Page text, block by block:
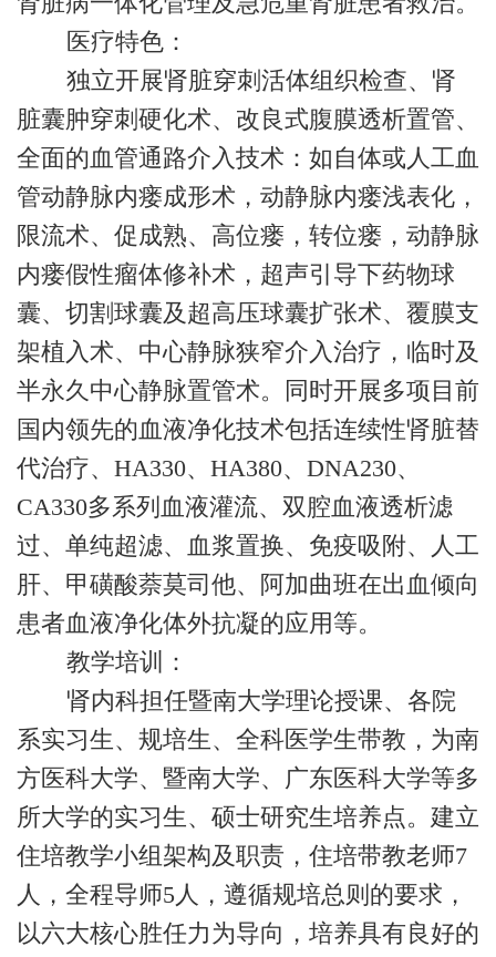
医疗特色：
独立开展肾脏穿刺活体组织检查、肾
脏囊肿穿刺硬化术、改良式腹膜透析置管、
全面的血管通路介入技术：如自体或人工血
管动静脉内瘘成形术，动静脉内瘘浅表化，
限流术、促成熟、高位瘘，转位瘘，动静脉
内瘘假性瘤体修补术，超声引导下药物球
囊、切割球囊及超高压球囊扩张术、覆膜支
架植入术、中心静脉狭窄介入治疗，临时及
半永久中心静脉置管术。同时开展多项目前
国内领先的血液净化技术包括连续性肾脏替
代治疗、HA330、HA380、DNA230、
CA330多系列血液灌流、双腔血液透析滤
过、单纯超滤、血浆置换、免疫吸附、人工
肝、甲磺酸萘莫司他、阿加曲班在出血倾向
患者血液净化体外抗凝的应用等。
教学培训：
肾内科担任暨南大学理论授课、各院
系实习生、规培生、全科医学生带教，为南
方医科大学、暨南大学、广东医科大学等多
所大学的实习生、硕士研究生培养点。建立
住培教学小组架构及职责，住培带教老师7
人，全程导师5人，遵循规培总则的要求，
以六大核心胜任力为导向，培养具有良好的